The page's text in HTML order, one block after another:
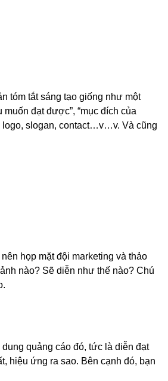
tóm tắt sáng tạo giống như một
đạt được”, “mục đích của
logo, slogan, contact…v…v. Và cũng
họp mặt đội marketing và thảo
nào? Sẽ diễn như thế nào? Chú
quảng cáo đó, tức là diễn đạt
hiệu ứng ra sao. Bên cạnh đó, bạn